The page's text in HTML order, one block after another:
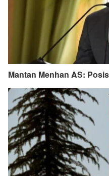
Mantan Menhan AS: